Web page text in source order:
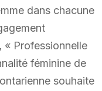
dans chacune
« Professionnelle
féminine de
souhaite